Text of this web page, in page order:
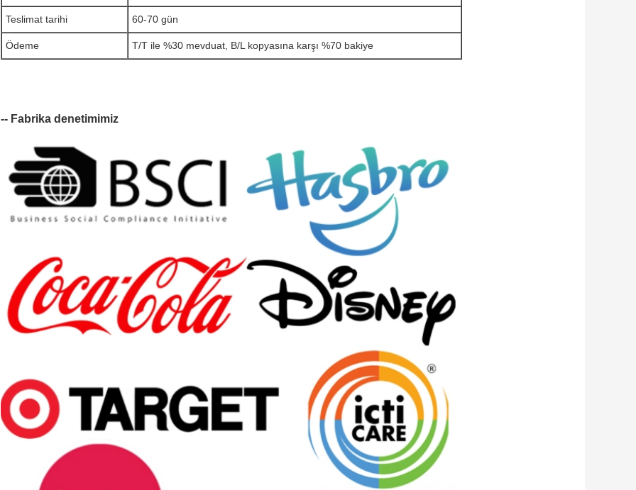
Teslimat tarihi 60-70 gün
Ödeme T/T ile %30 mevduat, B/L kopyasına karşı %70 bakiye
-- Fabrika denetimimiz